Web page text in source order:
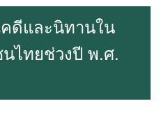
ดีและนิทานใน
ไทยช่วงปี พ.ศ.